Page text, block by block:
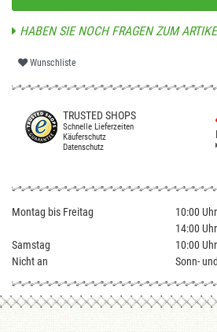
HABEN SIE NOCH FRAGEN ZUM
Wunschliste
TRUSTED SHOPS
Schnelle Lieferzeiten
Käuferschutz
Datenschutz
Montag bis Freitag
10:00
14:00
Samstag
10:00
Nicht an
Sonn-